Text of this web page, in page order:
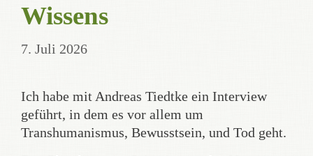
Wissens
7. Juli 2026
Ich habe mit Andreas Tiedtke ein Interview
geführt, in dem es vor allem um
Transhumanismus, Bewusstsein, und Tod geht.